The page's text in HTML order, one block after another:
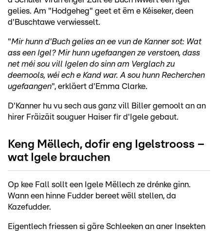
gelies. Am "Hodgeheg" geet et ëm e Kéiseker, deen
d'Buschtawe verwiesselt.
"Mir hunn d'Buch gelies an ee vun de Kanner sot: Wat
ass een Igel? Mir hunn ugefaangen ze verstoen, dass
net méi sou vill Igelen do sinn am Verglach zu
deemools, wéi ech e Kand war. A sou hunn Recherchen
ugefaangen", erkläert d'Emma Clarke.
D'Kanner hu vu sech aus ganz vill Biller gemoolt an an
hirer Fräizäit souguer Haiser fir d'Igele gebaut.
Keng Mëllech, dofir eng Igelstrooss –
wat Igele brauchen
Op kee Fall sollt een Igele Mëllech ze drénke ginn.
Wann een hinne Fudder bereet wëll stellen, da
Kazefudder.
Eigentlech friessen si gäre Schleeken an aner Insekten